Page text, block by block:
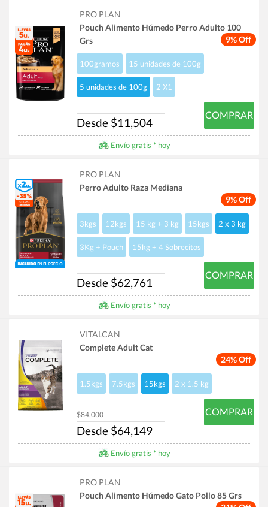
9% Off
PRO PLAN
Pouch Alimento Húmedo Perro Adulto 100
Grs
100gramos 15 unidades de 100g
5 unidades de 100g 2 X1
Desde $11,504
COMPRAR
Envío gratis * hoy
9% Off
PRO PLAN
Perro Adulto Raza Mediana
3kgs 12kgs 15 kg + 3 kg 15kgs 2 x 3 kg
3Kg + Pouch 15kg + 4 Sobrecitos
Desde $62,761
COMPRAR
Envío gratis * hoy
24% Off
VITALCAN
Complete Adult Cat
1.5kgs 7.5kgs 15kgs 2 x 1.5 kg
$84,000
Desde $64,149
COMPRAR
Envío gratis * hoy
PRO PLAN
Pouch Alimento Húmedo Gato Pollo 85 Grs